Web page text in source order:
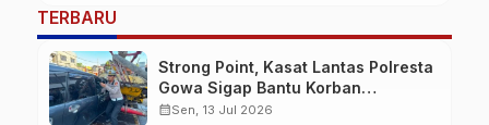
TERBARU
Strong Point, Kasat Lantas Polresta
Gowa Sigap Bantu Korban
Kecelakaan
calendar_monthSen, 13 Jul 2026